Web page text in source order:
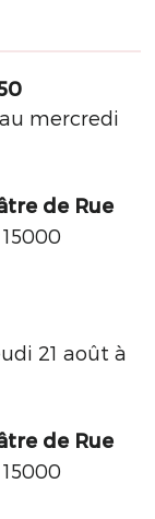
mercredi
de Rue
21 août à
de Rue